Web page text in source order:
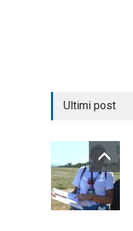
Ultimi post